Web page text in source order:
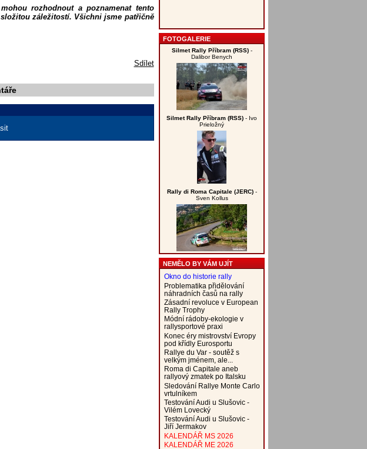
rozhodnout a poznamenat tento
záležitostí. Všichni jsme patřičně
Sdílet
FOTOGALERIE
Silmet Rally Příbram (RSS)-
Dalibor Benych
Silmet Rally Příbram (RSS) - Ivo
Prieložný
Rally di Roma Capitale (JERC)-
Sven Kollus
NEMĚLO BY VÁM UJÍT
Okno do historie rally
Problematika přidělování
náhradních časů na rally
Zásadní revoluce v European
Rally Trophy
Módní rádoby-ekologie v
rallysportové praxi
Konec éry mistrovství Evropy
pod křídly Eurosportu
Rallye du Var - soutěž s
velkým jménem, ale...
Roma di Capitale aneb
rallyový zmatek po Italsku
Sledování Rallye Monte Carlo
vrtulníkem
Testování Audi u Slušovic -
Vilém Lovecký
Testování Audi u Slušovic -
Jiří Jermakov
KALENDÁŘ MS 2026
KALENDÁŘ ME 2026